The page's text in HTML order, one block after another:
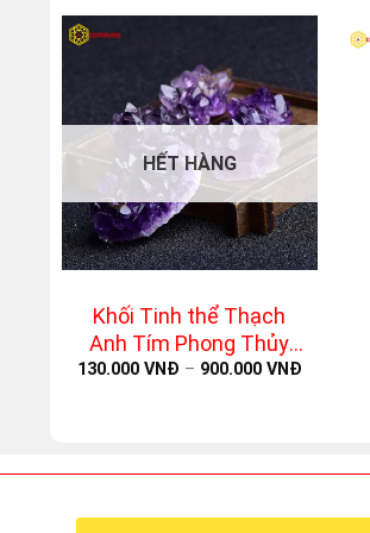
+
HẾT HÀNG
Khối Tinh thể Thạch
Anh Tím Phong Thủy
Tự Nhiên
130.000 VNĐ – 900.000 VNĐ